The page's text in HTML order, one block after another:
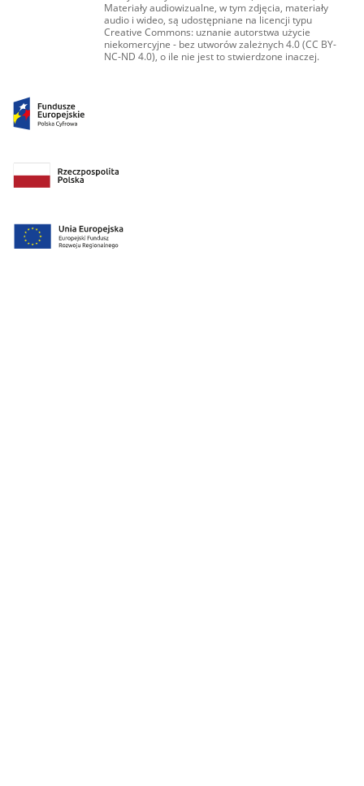
Materiały audiowizualne, w tym zdjęcia, materiały
audio i wideo, są udostępniane na licencji typu
Creative Commons: uznanie autorstwa użycie
niekomercyjne - bez utworów zależnych 4.0 (CC BY-
NC-ND 4.0), o ile nie jest to stwierdzone inaczej.